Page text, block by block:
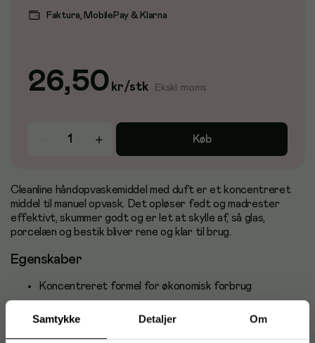
Samtykke Detaljer Om
Faktura, MobilePay & Klarna
26,50 kr/stk Ekskl. moms
Køb
Cleanline håndopvaskemiddel med duft er et koncentreret
middel til manuel opvask. Det opløser fedt og madrester
effektivt, skummer godt og er let at skylle af, så glas,
porcelæn og bestik bliver rene og klar til brug.
Egenskaber
Koncentreret formel for økonomisk forbrug